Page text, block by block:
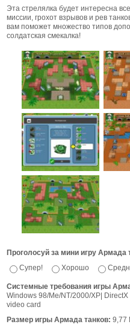
Эта стрелялка будет интересна
миссии, грохот взрывов и рев
вам поможет множество типов
солдатская смекалка!
Проголосуй за мини игру Армада
Супер!
Хорошо
Системные требования игры
Windows 98/Me/NT/2000/XP|
video card
Размер игры Армада танков: 9,77